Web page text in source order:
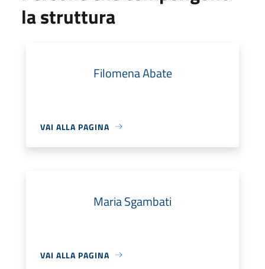
la struttura
Filomena Abate
VAI ALLA PAGINA
Maria Sgambati
VAI ALLA PAGINA